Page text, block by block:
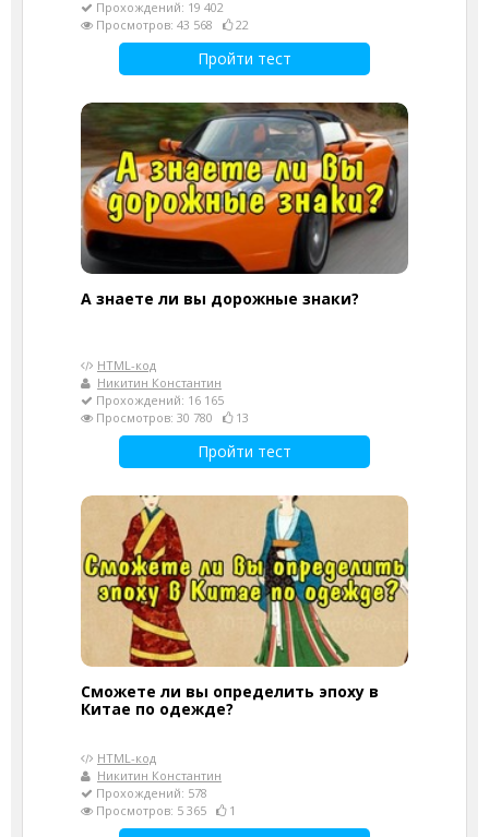
Прохождений: 19 402
Просмотров: 43 568
22
Пройти тест
А знаете ли вы дорожные знаки?
HTML-код
Никитин Константин
Прохождений: 16 165
Просмотров: 30 780
13
Пройти тест
Сможете ли вы определить эпоху в
Китае по одежде?
HTML-код
Никитин Константин
Прохождений: 578
Просмотров: 5 365
1